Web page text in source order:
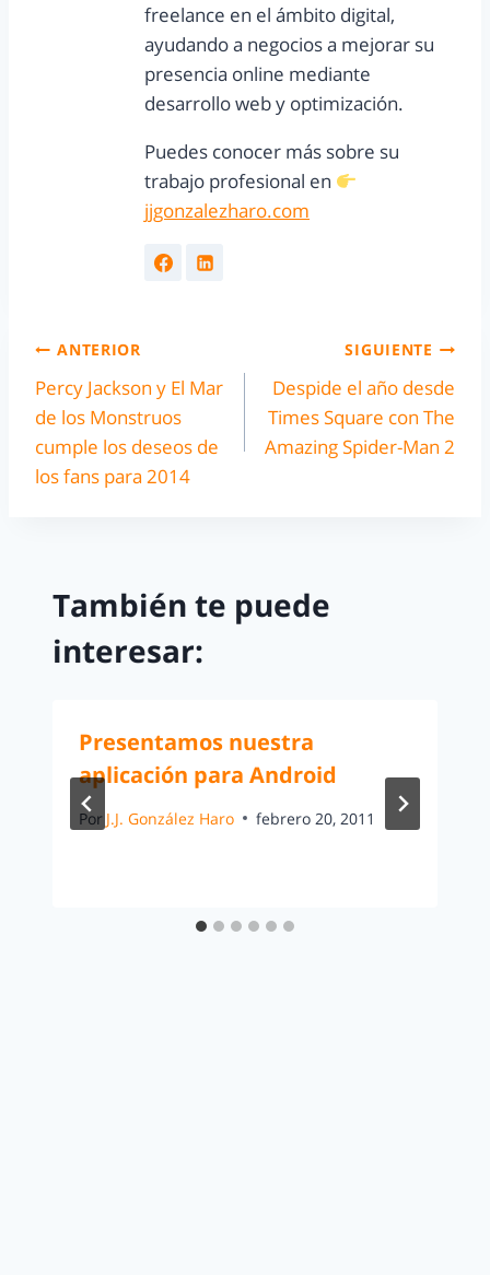
freelance en el ámbito digital,
ayudando a negocios a mejorar su
presencia online mediante
desarrollo web y optimización.
Puedes conocer más sobre su
trabajo profesional en
jjgonzalezharo.com
ANTERIOR
Percy Jackson y El Mar
de los Monstruos
cumple los deseos de
los fans para 2014
SIGUIENTE
Despide el año desde
Times Square con The
Amazing Spider-Man 2
También te puede
interesar:
Presentamos nuestra
aplicación para Android
Por J.J. González Haro febrero 20, 2011